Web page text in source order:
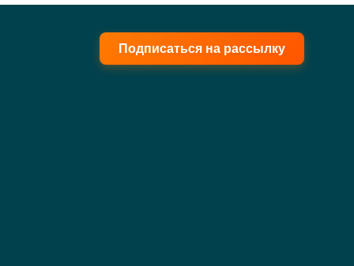
Подписаться на рассылку